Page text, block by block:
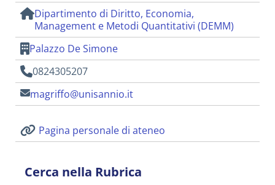
Dipartimento di Diritto, Economia,
Management e Metodi Quantitativi (DEMM)
Palazzo De Simone
0824305207
magriffo@unisannio.it
Pagina personale di ateneo
Cerca nella Rubrica